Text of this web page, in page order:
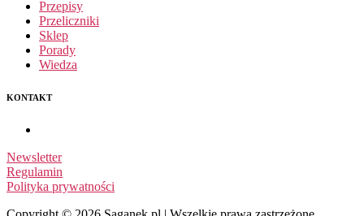
Przepisy
Przeliczniki
Sklep
Porady
Wiedza
KONTAKT
Newsletter
Regulamin
Polityka prywatności